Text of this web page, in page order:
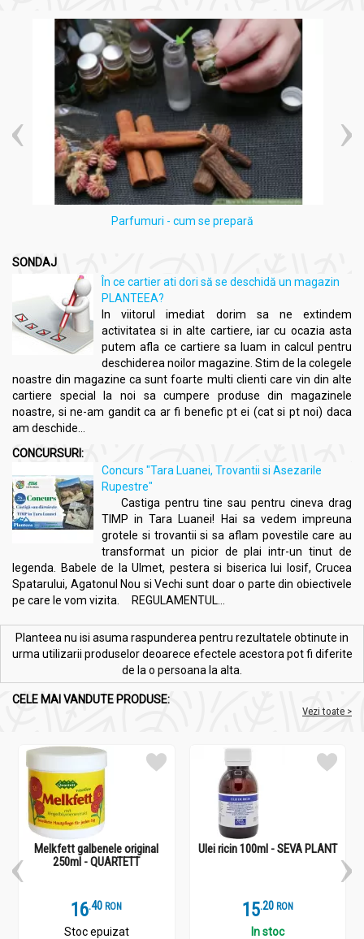
Parfumuri - cum se prepară
SONDAJ
În ce cartier ati dori să se deschidă un magazin
PLANTEEA?
In viitorul imediat dorim sa ne extindem
activitatea si in alte cartiere, iar cu ocazia asta
putem afla ce cartiere sa luam in calcul pentru
deschiderea noilor magazine. Stim de la colegele
noastre din magazine ca sunt foarte multi clienti care vin din alte
cartiere special la noi sa cumpere produse din magazinele
noastre, si ne-am gandit ca ar fi benefic pt ei (cat si pt noi) daca
am deschide...
CONCURSURI:
Concurs "Tara Luanei, Trovantii si Asezarile
Rupestre"
Castiga pentru tine sau pentru cineva drag
TIMP in Tara Luanei! Hai sa vedem impreuna
grotele si trovantii si sa aflam povestile care au
transformat un picior de plai intr-un tinut de
legenda. Babele de la Ulmet, pestera si biserica lui Iosif, Crucea
Spatarului, Agatonul Nou si Vechi sunt doar o parte din obiectivele
pe care le vom vizita. REGULAMENTUL...
Planteea nu isi asuma raspunderea pentru rezultatele obtinute in
urma utilizarii produselor deoarece efectele acestora pot fi diferite
de la o persoana la alta.
CELE MAI VANDUTE PRODUSE:
Vezi toate >
Melkfett galbenele original
250ml - QUARTETT
16.4 RON
Stoc epuizat
Ulei ricin 100ml - SEVA PLANT
15.2 RON
In stoc